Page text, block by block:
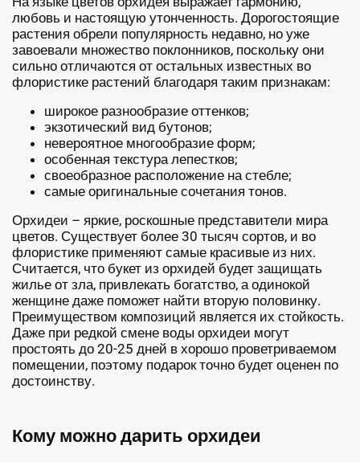
любовь и настоящую утонченность. Дорогостоящие
растения обрели популярность недавно, но уже
завоевали множество поклонников, поскольку они
сильно отличаются от остальных известных во
флористике растений благодаря таким признакам:
широкое разнообразие оттенков;
экзотический вид бутонов;
невероятное многообразие форм;
особенная текстура лепестков;
своеобразное расположение на стебле;
самые оригинальные сочетания тонов.
Орхидеи – яркие, роскошные представители мира
цветов. Существует более 30 тысяч сортов, и во
флористике применяют самые красивые из них.
Считается, что букет из орхидей будет защищать
жилье от зла, привлекать богатство, а одинокой
женщине даже поможет найти вторую половинку.
Преимуществом композиций является их стойкость.
Даже при редкой смене воды орхидеи могут
простоять до 20-25 дней в хорошо проветриваемом
помещении, поэтому подарок точно будет оценен по
достоинству.
Кому можно дарить орхидеи